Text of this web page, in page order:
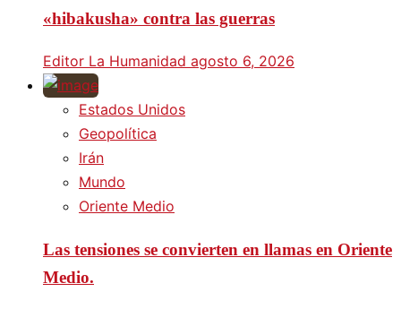
«hibakusha» contra las guerras
Editor La Humanidad agosto 6, 2026
Estados Unidos
Geopolítica
Irán
Mundo
Oriente Medio
Las tensiones se convierten en llamas en Oriente
Medio.